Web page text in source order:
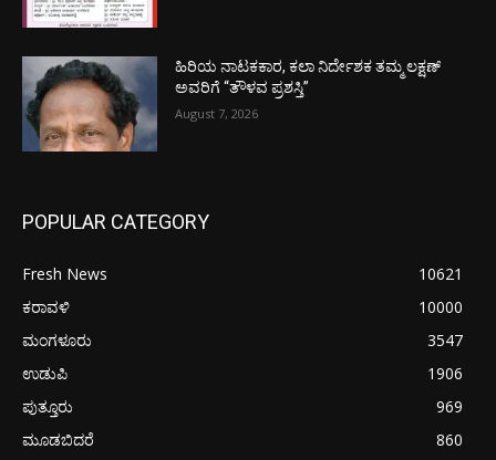
ಹಿರಿಯ ನಾಟಕಕಾರ, ಕಲಾ ನಿರ್ದೇಶಕ ತಮ್ಮ ಲಕ್ಷಣ್
ಅವರಿಗೆ “ತೌಳವ ಪ್ರಶಸ್ತಿ”
August 7, 2026
POPULAR CATEGORY
Fresh News
10621
ಕರಾವಳಿ
10000
ಮಂಗಳೂರು
3547
ಉಡುಪಿ
1906
ಪುತ್ತೂರು
969
ಮೂಡಬಿದರೆ
860